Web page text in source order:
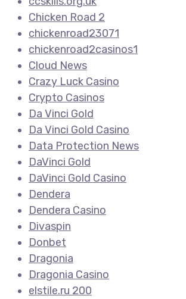
Chicken Road 2
chickenroad23071
chickenroad2casinos1
Cloud News
Crazy Luck Casino
Crypto Casinos
Da Vinci Gold
Da Vinci Gold Casino
Data Protection News
DaVinci Gold
DaVinci Gold Casino
Dendera
Dendera Casino
Divaspin
Donbet
Dragonia
Dragonia Casino
elstile.ru 200